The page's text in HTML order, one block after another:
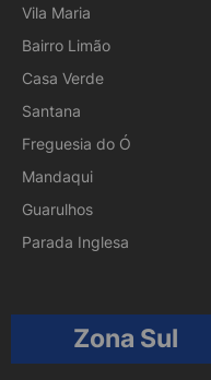
Vila Maria
Bairro Limão
Casa Verde
Santana
Freguesia do Ó
Mandaqui
Guarulhos
Parada Inglesa
Zona Sul